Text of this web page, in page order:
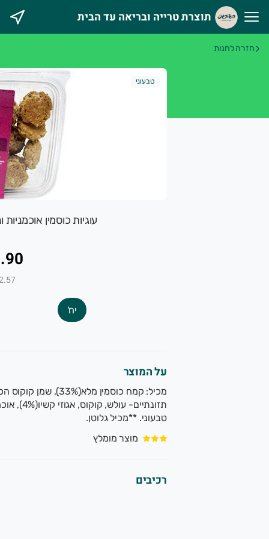
תוצרת טרייה ובריאה עד הבית
האורגני מטפח מעגל חקלאים וצרכנים במטרה לקדם חקלאות
תוצרת טרייה ובריאה עד הבית
חזרה לחנות
טבעוני
עוגיות כוסמין אוכמניות וניל וקשיו
₪12.57
יח'
על המוצר
מכיל: קמח כוסמין
טבעוני. **מכיל גלוטן.
מוצר מומלץ
רכיבים